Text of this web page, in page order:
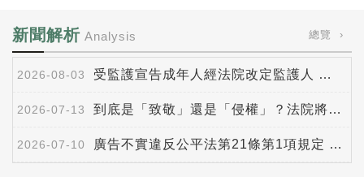
新聞解析 Analysis 總覽 ›
2026-08-03 受監護宣告成年人經法院改定監護人 裁定確
2026-07-13 到底是「致敬」還是「侵權」？法院將針對個
2026-07-10 廣告不實違反公平法第21條第1項規定 處